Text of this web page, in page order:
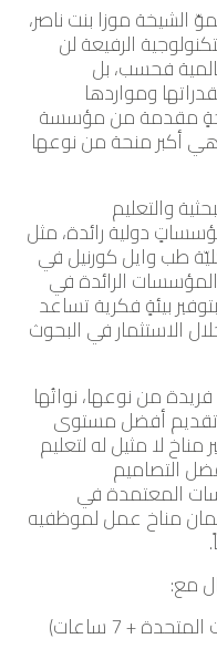
الشيخة موزا بنت ناصر،
الرفيعة لن
فحسب، بل
ومواردها
مقدمة من مؤسسة
وهي أكبر منحة من نوعها
والتعليم
دولية رائدة، مثل
طب وايل كورنيل في
الرائدة في
بيئةٍ فكرية تساعد
الاستثمار في البحوث
من نوعها، نواتُها
تقديم أفضل مستوى
لا مثيل له لتعليم
التصاميم
المعتمدة في
ضمان مناخ عمل لموظفيه
مع:
+ 7 ساعات)